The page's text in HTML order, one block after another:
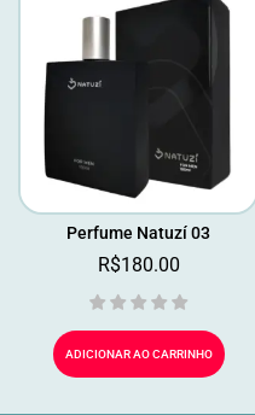
Perfume Natuzí 03
R$180.00
ADICIONAR AO CARRINHO